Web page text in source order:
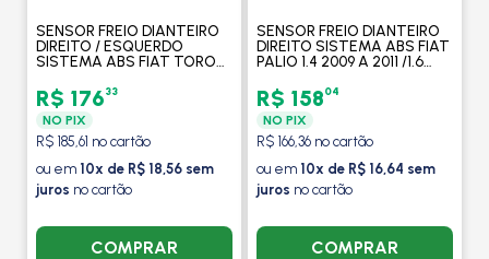
SENSOR FREIO DIANTEIRO
DIREITO / ESQUERDO
SISTEMA ABS FIAT TORO
DIANTE /JEEP COMPASS 2.0
2017 > - MAGNETI MARELLI
R$ 17633
NO PIX
R$ 185,61 no cartão
ou em 10x de R$ 18,56 sem
juros no cartão
COMPRAR
SENSOR FREIO DIANTEIRO
DIREITO SISTEMA ABS FIAT
PALIO 1.4 2009 A 2011 /1.6
/1.0 2010 A 2015 - MAGNETI
MARELLI
R$ 15804
NO PIX
R$ 166,36 no cartão
ou em 10x de R$ 16,64 sem
juros no cartão
COMPRAR